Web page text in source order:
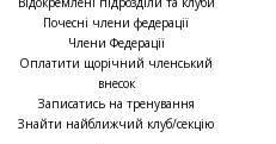
Почесні члени федерації
Члени Федерації
Оплатити щорічний членський
внесок
Записатись на тренування
Знайти найближчий клуб/секцію